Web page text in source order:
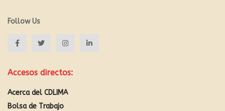
Follow Us
Accesos directos:
Acerca del CDLIMA
Bolsa de Trabajo